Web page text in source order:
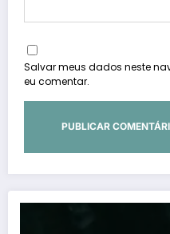
Salvar meus dados neste
eu comentar.